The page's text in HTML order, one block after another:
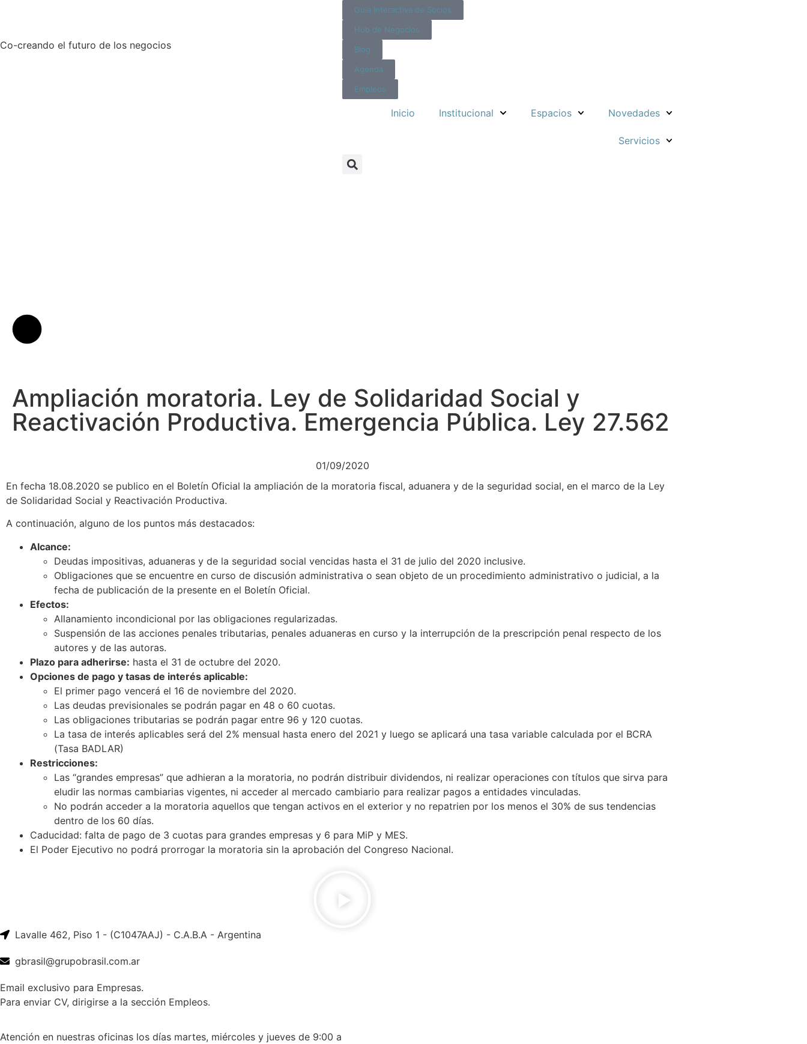
Co-creando el futuro de los negocios
Guía Interactiva de Socios
Hub de Negocios
Blog
Agenda
Empleos
Inicio Institucional Espacios Novedades
Servicios
Ampliación moratoria. Ley de Solidaridad Social y
Reactivación Productiva. Emergencia Pública. Ley 27.562
01/09/2020
En fecha 18.08.2020 se publico en el Boletín Oficial la ampliación de la moratoria fiscal, aduanera y de la seguridad social, en el marco de la Ley
de Solidaridad Social y Reactivación Productiva.
A continuación, alguno de los puntos más destacados:
Alcance:
Deudas impositivas, aduaneras y de la seguridad social vencidas hasta el 31 de julio del 2020 inclusive.
Obligaciones que se encuentre en curso de discusión administrativa o sean objeto de un procedimiento administrativo o judicial, a la
fecha de publicación de la presente en el Boletín Oficial.
Efectos:
Allanamiento incondicional por las obligaciones regularizadas.
Suspensión de las acciones penales tributarias, penales aduaneras en curso y la interrupción de la prescripción penal respecto de los
autores y de las autoras.
Plazo para adherirse: hasta el 31 de octubre del 2020.
Opciones de pago y tasas de interés aplicable:
El primer pago vencerá el 16 de noviembre del 2020.
Las deudas previsionales se podrán pagar en 48 o 60 cuotas.
Las obligaciones tributarias se podrán pagar entre 96 y 120 cuotas.
La tasa de interés aplicables será del 2% mensual hasta enero del 2021 y luego se aplicará una tasa variable calculada por el BCRA
(Tasa BADLAR)
Restricciones:
Las “grandes empresas” que adhieran a la moratoria, no podrán distribuir dividendos, ni realizar operaciones con títulos que sirva para
eludir las normas cambiarias vigentes, ni acceder al mercado cambiario para realizar pagos a entidades vinculadas.
No podrán acceder a la moratoria aquellos que tengan activos en el exterior y no repatrien por los menos el 30% de sus tendencias
dentro de los 60 días.
Caducidad: falta de pago de 3 cuotas para grandes empresas y 6 para MiP y MES.
El Poder Ejecutivo no podrá prorrogar la moratoria sin la aprobación del Congreso Nacional.
Lavalle 462, Piso 1 - (C1047AAJ) - C.A.B.A - Argentina
gbrasil@grupobrasil.com.ar
Email exclusivo para Empresas.
Para enviar CV, dirigirse a la sección Empleos.
Atención en nuestras oficinas los días martes, miércoles y jueves de 9:00 a